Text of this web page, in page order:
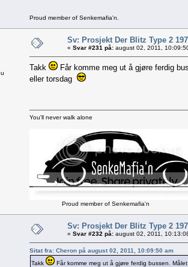
Proud member of Senkemafia'n.
Sv: Prosjekt Der Blitz Type 2
« Svar #231 på: august 02, 2011,
Takk
Får komme meg ut å gjøre ferdig
eller torsdag
You'll never walk alone
Proud member of Senkemafia'n
Sv: Prosjekt Der Blitz Type 2
« Svar #232 på: august 02, 2011,
Sitat fra: Cheron på august 02, 2011, 10:09:50 am
Takk
Får komme meg ut å gjøre ferdig bussen.